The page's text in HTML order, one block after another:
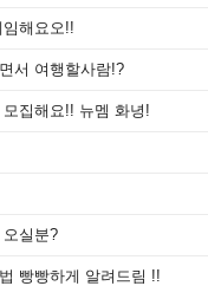
해요오!!
서 여행할사람!?
집해요!! 뉴멤 화녕!
실분?
빵빵하게 알려드림 !!